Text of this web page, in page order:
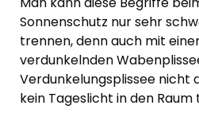
Sonnenschutz nur sehr
trennen, denn auch mit
verdunkelnden
Verdunkelungsplissee nicht
kein Tageslicht in den Raum